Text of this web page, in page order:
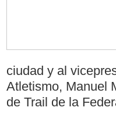
ciudad y al
Atletismo, Manuel
de Trail de la